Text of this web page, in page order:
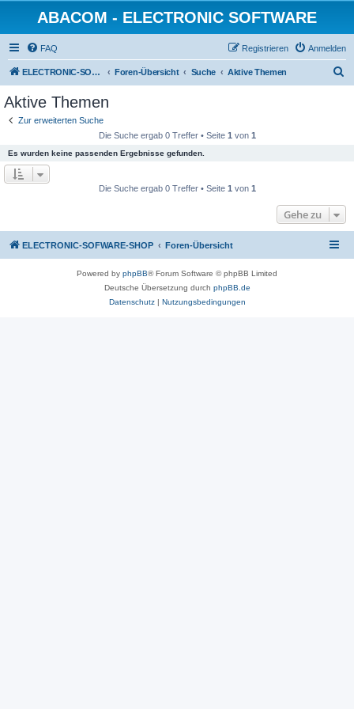
ABACOM - ELECTRONIC SOFTWARE
FAQ Anmelden
Registrieren
ELECTRONIC-SOFWARE-SHOP Foren-Übersicht Suche Aktive Themen
Aktive Themen
Zur erweiterten Suche
Die Suche ergab 0 Treffer • Seite 1 von 1
Es wurden keine passenden Ergebnisse gefunden.
Die Suche ergab 0 Treffer • Seite 1 von 1
Gehe zu
ELECTRONIC-SOFWARE-SHOP Foren-Übersicht
Powered by phpBB® Forum Software © phpBB Limited
Deutsche Übersetzung durch phpBB.de
Datenschutz| Nutzungsbedingungen